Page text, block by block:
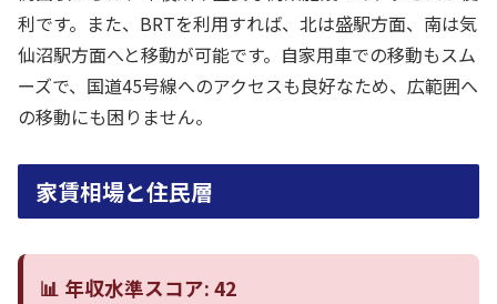
利です。また、BRTを利用すれば、北は盛駅方面、南は気
仙沼駅方面へと移動が可能です。自家用車での移動もスム
ーズで、国道45号線へのアクセスも良好なため、広範囲へ
の移動にも困りません。
家賃相場と住民層
📊 年収水準スコア: 42